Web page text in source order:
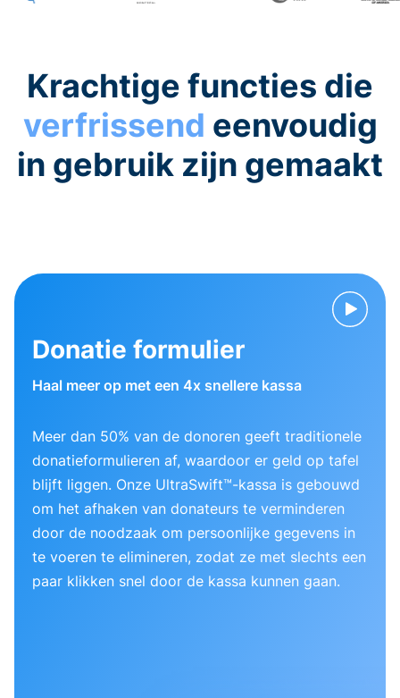
Krachtige functies die
verfrissend eenvoudig
in gebruik zijn gemaakt
Donatie formulier
Haal meer op met een 4x snellere kassa
Meer dan 50% van de donoren geeft traditionele
donatieformulieren af, waardoor er geld op tafel
blijft liggen. Onze UltraSwift™-kassa is gebouwd
om het afhaken van donateurs te verminderen
door de noodzaak om persoonlijke gegevens in
te voeren te elimineren, zodat ze met slechts een
paar klikken snel door de kassa kunnen gaan.